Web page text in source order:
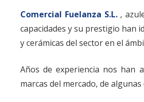
Comercial Fuelanza S.L. ,
capacidades y su prestigio han
y cerámicas del sector en el
Años de experiencia nos han
marcas del mercado, de